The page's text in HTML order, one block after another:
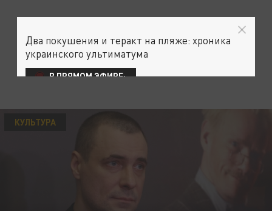
КУЛЬТУРА
Два покушения и теракт на пляже: хроника
украинского ультиматума
В ПРЯМОМ ЭФИРЕ: